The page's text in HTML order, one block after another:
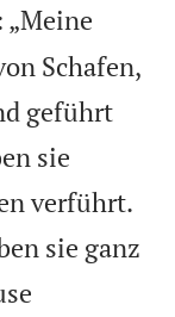
„Meine
Schafen,
geführt
sie
verführt.
sie ganz